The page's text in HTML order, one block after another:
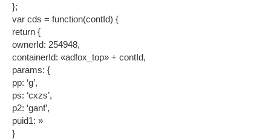
};
var cds = function(contId) {
return {
ownerId: 254948,
containerId: «adfox_top» + contId,
params: {
pp: ‘g’,
ps: ‘cxzs’,
p2: ‘ganf’,
puid1: »
}